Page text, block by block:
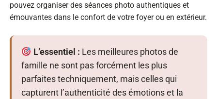
pouvez organiser des séances photo authentiques et
émouvantes dans le confort de votre foyer ou en extérieur.
L’essentiel : Les meilleures photos de
famille ne sont pas forcément les plus
parfaites techniquement, mais celles qui
capturent l’authenticité des émotions et la